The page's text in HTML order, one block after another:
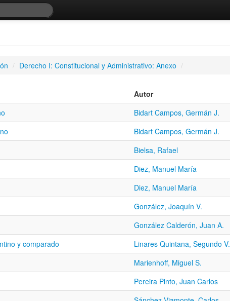
/ Derecho I: Constitucional y Administrativo: Anexo /
Autor
Bidart Campos, Germán J.
Bidart Campos, Germán J.
Bielsa, Rafael
Diez, Manuel María
Diez, Manuel María
González, Joaquín V.
González Calderón, Juan A.
y comparado
Linares Quintana, Segundo V.
Marienhoff, Miguel S.
Pereira Pinto, Juan Carlos